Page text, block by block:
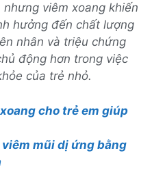
viêm xoang khiến
hưởng đến chất lượng
nhân và triệu chứng
động hơn trong việc
của trẻ nhỏ.
cho trẻ em giúp
mũi dị ứng bằng